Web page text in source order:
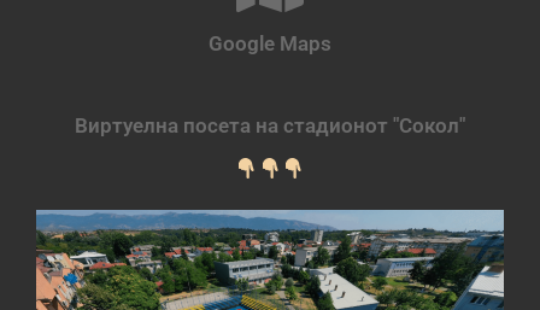
Google Maps
Виртуелна посета на стадионот "Сокол"